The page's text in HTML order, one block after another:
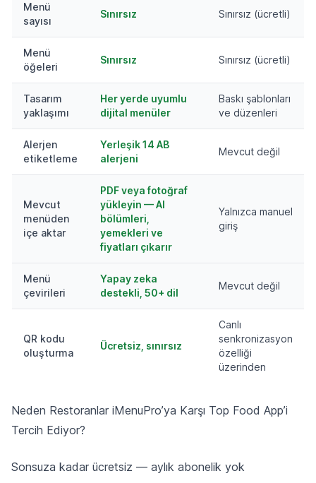
Menü
sayısı
Sınırsız Sınırsız (ücretli)
Menü
öğeleri
Sınırsız Sınırsız (ücretli)
Tasarım
yaklaşımı
Her yerde uyumlu
dijital menüler
Baskı şablonları
ve düzenleri
Alerjen
etiketleme
Yerleşik 14 AB
alerjeni
Mevcut değil
Mevcut
menüden
içe aktar
PDF veya fotoğraf
yükleyin — AI
bölümleri,
yemekleri ve
fiyatları çıkarır
Yalnızca manuel
giriş
Menü
çevirileri
Yapay zeka
destekli, 50+ dil
Mevcut değil
QR kodu
oluşturma
Ücretsiz, sınırsız
Canlı
senkronizasyon
özelliği
üzerinden
Neden Restoranlar iMenuPro’ya Karşı Top Food App’i
Tercih Ediyor?
Sonsuza kadar ücretsiz — aylık abonelik yok